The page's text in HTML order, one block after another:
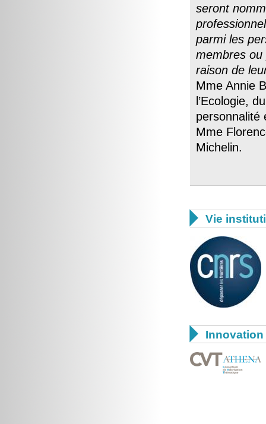
seront
parmi les
membres ou
raison de
Mme Annie
l’Ecologie,
personnalité
Mme
Michelin.
 Vie
